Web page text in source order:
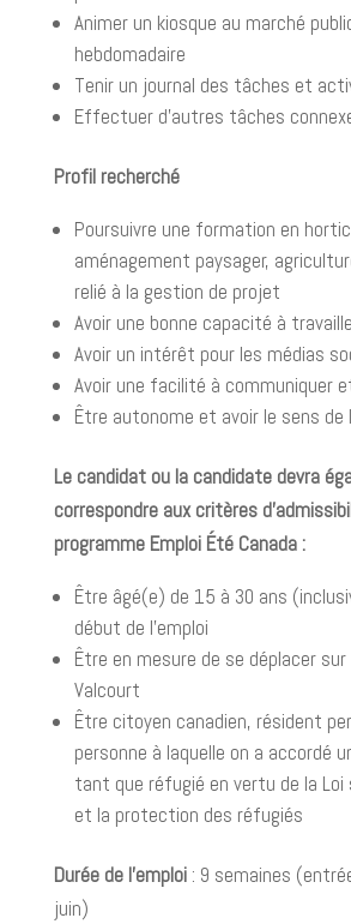
Animer un kiosque au marché
hebdomadaire
Tenir un journal des tâches et
Effectuer d’autres tâches
Profil recherché
Poursuivre une formation en
aménagement paysager,
relié à la gestion de projet
Avoir une bonne capacité à
Avoir un intérêt pour les médias
Avoir une facilité à communiquer
Être autonome et avoir le sens de
Le candidat ou la candidate devra
correspondre aux critères
programme Emploi Été Canada :
Être âgé(e) de 15 à 30 ans
début de l’emploi
Être en mesure de se déplacer
Valcourt
Être citoyen canadien, résident
personne à laquelle on a accordé
tant que réfugié en vertu de la Loi
et la protection des réfugiés
Durée de l’emploi: 9 semaines
juin)